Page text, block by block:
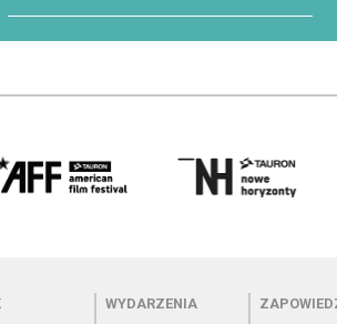
- cennik Menu - wydarzenia
WYDARZENIA
Menu -